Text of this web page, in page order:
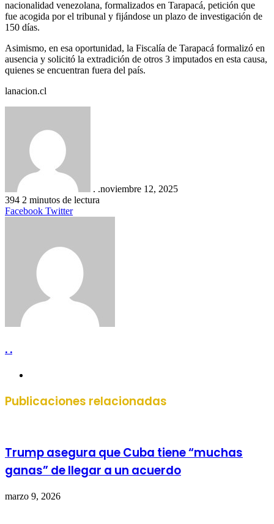
nacionalidad venezolana, formalizados en Tarapacá, petición que
fue acogida por el tribunal y fijándose un plazo de investigación de
150 días.
Asimismo, en esa oportunidad, la Fiscalía de Tarapacá formalizó en
ausencia y solicitó la extradición de otros 3 imputados en esta causa,
quienes se encuentran fuera del país.
lanacion.cl
. .noviembre 12, 2025
394 2 minutos de lectura
Facebook TwitterLinkedIn
Tumblr
Pinterest
Reddit
VKontakte
Compartir
Imprimir
. .
Publicaciones relacionadas
Trump asegura que Cuba tiene “muchas
ganas” de llegar a un acuerdo
marzo 9, 2026